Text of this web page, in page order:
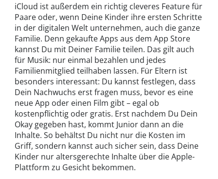
iCloud ist außerdem ein richtig cleveres Feature für
Paare oder, wenn Deine Kinder ihre ersten Schritte
in der digitalen Welt unternehmen, auch die ganze
Familie. Denn gekaufte Apps aus dem App Store
kannst Du mit Deiner Familie teilen. Das gilt auch
für Musik: nur einmal bezahlen und jedes
Familienmitglied teilhaben lassen. Für Eltern ist
besonders interessant: Du kannst festlegen, dass
Dein Nachwuchs erst fragen muss, bevor es eine
neue App oder einen Film gibt – egal ob
kostenpflichtig oder gratis. Erst nachdem Du Dein
Okay gegeben hast, kommt Junior dann an die
Inhalte. So behältst Du nicht nur die Kosten im
Griff, sondern kannst auch sicher sein, dass Deine
Kinder nur altersgerechte Inhalte über die Apple-
Plattform zu Gesicht bekommen.